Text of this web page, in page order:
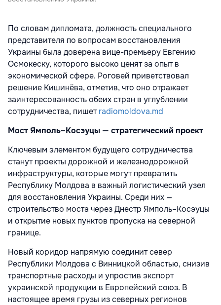
По словам дипломата, должность специального
представителя по вопросам восстановления
Украины была доверена вице-премьеру Евгению
Осмокеску, которого высоко ценят за опыт в
экономической сфере. Роговей приветствовал
решение Кишинёва, отметив, что оно отражает
заинтересованность обеих стран в углублении
сотрудничества, пишетradiomoldova.md
Мост Ямполь–Косэуцы — стратегический проект
Ключевым элементом будущего сотрудничества
станут проекты дорожной и железнодорожной
инфраструктуры, которые могут превратить
Республику Молдова в важный логистический узел
для восстановления Украины. Среди них —
строительство моста через Днестр Ямполь–Косэуцы
и открытие новых пунктов пропуска на северной
границе.
Новый коридор напрямую соединит север
Республики Молдова с Винницкой областью, снизив
транспортные расходы и упростив экспорт
украинской продукции в Европейский союз. В
настоящее время грузы из северных регионов